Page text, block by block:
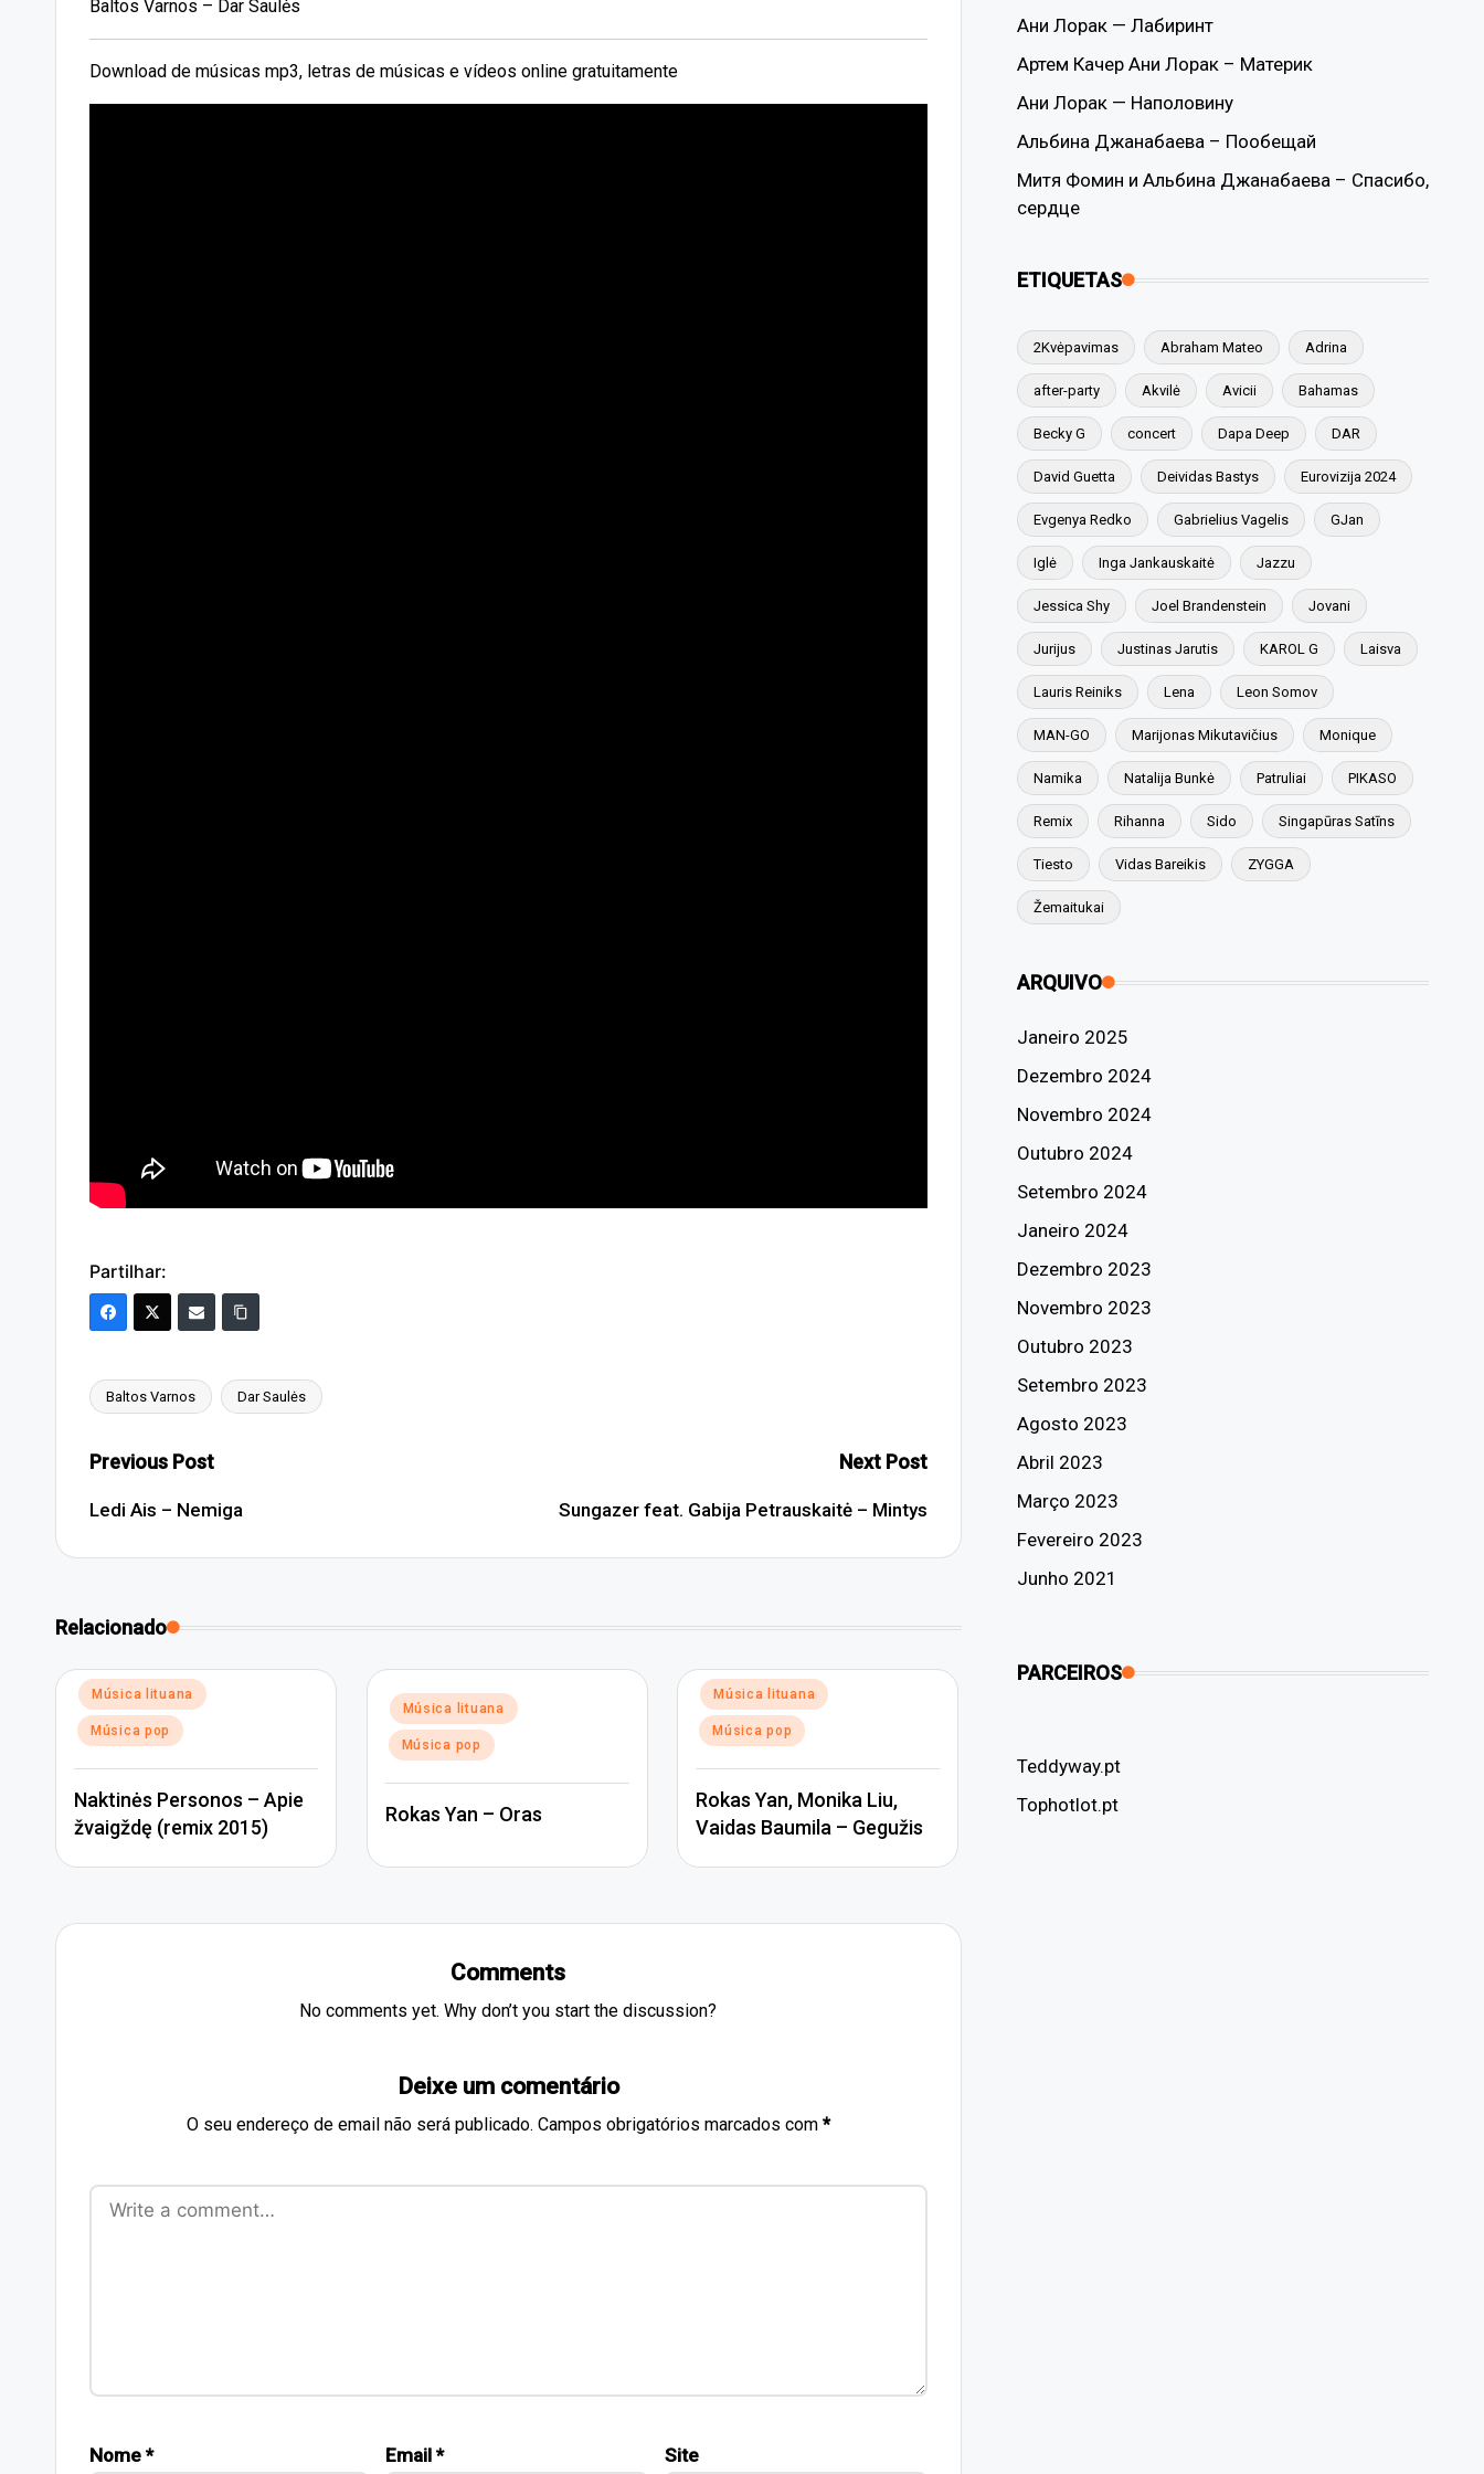
Baltos Varnos – Dar Saulės
Download de músicas mp3, letras de músicas e vídeos online gratuitamente
Partilhar:
Tags:
Baltos Varnos Dar Saulės
Post
navigation
Previous Post
Ledi Ais – Nemiga
Next Post
Sungazer feat. Gabija Petrauskaitė – Mintys
Relacionado
Posted
in
Música lituana
Música pop
Naktinės Personos – Apie
žvaigždę (remix 2015)
Posted
in
Música lituana
Música pop
Rokas Yan – Oras
Posted
in
Música lituana
Música pop
Rokas Yan, Monika Liu,
Vaidas Baumila – Gegužis
Comments
No comments yet. Why don’t you start the discussion?
Deixe um comentário
O seu endereço de email não será publicado. Campos obrigatórios marcados com *
Nome * Email * Site
Ани Лорак — Лабиринт
Артем Качер Ани Лорак – Материк
Ани Лорак — Наполовину
Альбина Джанабаева – Пообещай
Митя Фомин и Альбина Джанабаева – Спасибо,
сердце
ETIQUETAS
2Kvėpavimas Abraham Mateo Adrina
after-party Akvilė Avicii Bahamas
Becky G concert Dapa Deep DAR
David Guetta Deividas Bastys Eurovizija 2024
Evgenya Redko Gabrielius Vagelis GJan
Iglė Inga Jankauskaitė Jazzu
Jessica Shy Joel Brandenstein Jovani
Jurijus Justinas Jarutis KAROL G Laisva
Lauris Reiniks Lena Leon Somov
MAN-GO Marijonas Mikutavičius Monique
Namika Natalija Bunkė Patruliai PIKASO
Remix Rihanna Sido Singapūras Satīns
Tiesto Vidas Bareikis ZYGGA
Žemaitukai
ARQUIVO
Janeiro 2025
Dezembro 2024
Novembro 2024
Outubro 2024
Setembro 2024
Janeiro 2024
Dezembro 2023
Novembro 2023
Outubro 2023
Setembro 2023
Agosto 2023
Abril 2023
Março 2023
Fevereiro 2023
Junho 2021
PARCEIROS
Teddyway.pt
Tophotlot.pt